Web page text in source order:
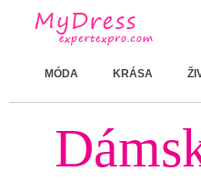
MÓDA KRÁSA